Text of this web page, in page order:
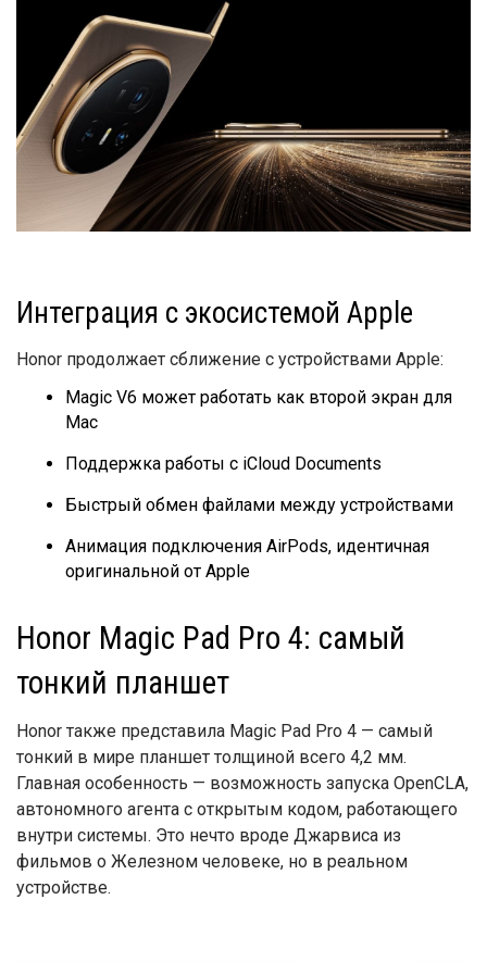
Интеграция с экосистемой Apple
Honor продолжает сближение с устройствами Apple:
Magic V6 может работать как второй экран для
Mac
Поддержка работы с iCloud Documents
Быстрый обмен файлами между устройствами
Анимация подключения AirPods, идентичная
оригинальной от Apple
Honor Magic Pad Pro 4: самый
тонкий планшет
Honor также представила Magic Pad Pro 4 — самый
тонкий в мире планшет толщиной всего 4,2 мм.
Главная особенность — возможность запуска OpenCLA,
автономного агента с открытым кодом, работающего
внутри системы. Это нечто вроде Джарвиса из
фильмов о Железном человеке, но в реальном
устройстве.